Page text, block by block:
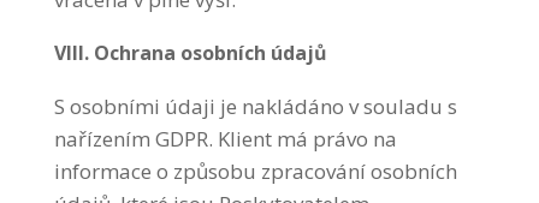
VIII. Ochrana osobních údajů
S osobními údaji je nakládáno v souladu s
nařízením GDPR. Klient má právo na
informace o způsobu zpracování osobních